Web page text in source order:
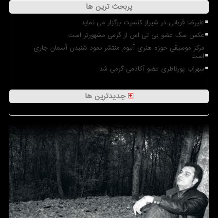
پربحث ترین ها
علیرضا قربانی در شیراز کنسرت برگزار می نماید
عکس سگ عضو بی تی اس از گرمی مشهورتر است
مرکز موسیقی حوزه هنری آلبوم منتشر نمود شنیدن آسمان جاری
است
سهراب پورناظری عضو آکادمی گرمی شد
جدیدترین ها